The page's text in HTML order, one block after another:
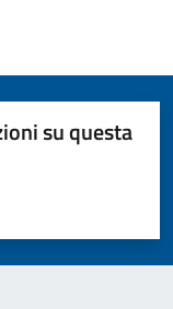
su questa